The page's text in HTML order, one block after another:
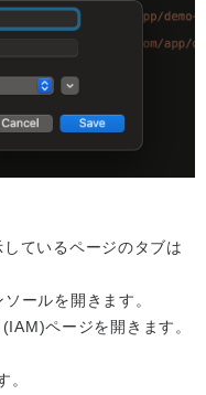
ているページのタブは
ールを開きます。
ページを開きます。
。